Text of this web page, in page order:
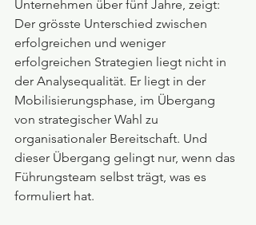
Unternehmen über fünf Jahre, zeigt:
Der grösste Unterschied zwischen
erfolgreichen und weniger
erfolgreichen Strategien liegt nicht in
der Analysequalität. Er liegt in der
Mobilisierungsphase, im Übergang
von strategischer Wahl zu
organisationaler Bereitschaft. Und
dieser Übergang gelingt nur, wenn das
Führungsteam selbst trägt, was es
formuliert hat.